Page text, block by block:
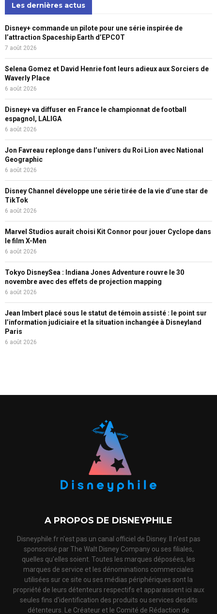
Les dernières actus
Disney+ commande un pilote pour une série inspirée de
l’attraction Spaceship Earth d’EPCOT
7 août 2026
Selena Gomez et David Henrie font leurs adieux aux Sorciers de
Waverly Place
6 août 2026
Disney+ va diffuser en France le championnat de football
espagnol, LALIGA
6 août 2026
Jon Favreau replonge dans l’univers du Roi Lion avec National
Geographic
6 août 2026
Disney Channel développe une série tirée de la vie d’une star de
TikTok
6 août 2026
Marvel Studios aurait choisi Kit Connor pour jouer Cyclope dans
le film X-Men
6 août 2026
Tokyo DisneySea : Indiana Jones Adventure rouvre le 30
novembre avec des effets de projection mapping
6 août 2026
Jean Imbert placé sous le statut de témoin assisté : le point sur
l’information judiciaire et la situation inchangée à Disneyland
Paris
6 août 2026
A PROPOS DE DISNEYPHILE
Disneyphile.fr n'est pas un canal officiel de Disney. Il n'est pas
sponsorisé par The Walt Disney Company ou ses filiales,
quelles qu'elles soient. Toutes les marques déposées, les
marques de service et les dénominations commerciales
utilisées sur ce site ou ses médias périphériques sont la
propriété de leurs détenteurs respectifs et apparaissent ici aux
seules fins d'identification des produits ou services desdits
détenteurs. Le Créateur et le Comité de Rédaction de